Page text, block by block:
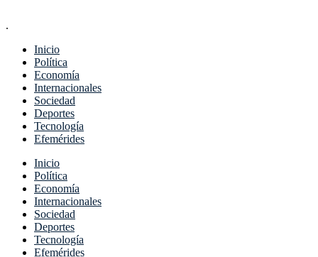
.
Inicio
Política
Economía
Internacionales
Sociedad
Deportes
Tecnología
Efemérides
Menu
Inicio
Política
Economía
Internacionales
Sociedad
Deportes
Tecnología
Efemérides